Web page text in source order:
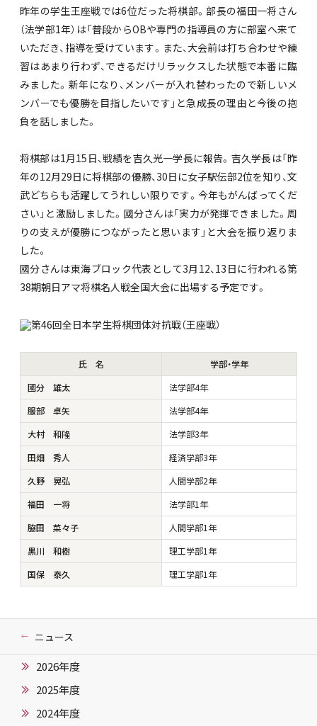
昨年の学生王座戦では6位だった将棋部。部長の福田一将さん
（法学部1年）は「普段からOBや専門の指導員の方に部室へ来て
いただき、指導を受けています。また、大会前は打ち合わせや練
習はあまり行わず、できるだけリラックスした状態で本番に臨
みました。新年になり、メンバーが入れ替わったので新しいメ
ンバーでも優勝を目指したいです」と急成長の理由と今後の抱
負を話しました。
将棋部は1月15日、戦績を吉久光一学長に報告。吉久学長は「昨
年の12月29日に将棋部の優勝、30日に女子駅伝部2位を知り、文
武どちらも活躍してうれしい限りです。今年もがんばってくだ
さい」と激励しました。國分さんは「実力が発揮できました。周
りの支えが優勝につながったと思います」と大会を振り返りま
した。
國分さんは東海ブロック代表として3月12、13日に行われる第
38期朝日アマ将棋名人戦全国大会に出場する予定です。
氏 名
学部・学年
國分 雄太
法学部4年
服部 卓矢
法学部4年
大村 和隆
法学部3年
田畑 秀人
経済学部3年
久野 晃弘
人間学部2年
福田 一将
法学部1年
脇田 菜々子
人間学部1年
黒川 和樹
理工学部1年
国保 泰久
理工学部1年
ニュース
2026年度
2025年度
2024年度